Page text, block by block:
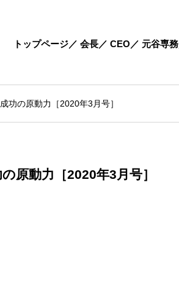
トップページ 会長 CEO 元谷専務
功の原動力［2020年3月号］
原動力［2020年3月号］